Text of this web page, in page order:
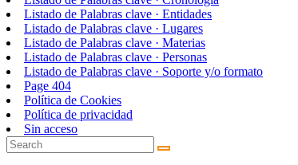
Listado de Palabras clave · Entidades
Listado de Palabras clave · Lugares
Listado de Palabras clave · Materias
Listado de Palabras clave · Personas
Listado de Palabras clave · Soporte y/o formato
Page 404
Política de Cookies
Política de privacidad
Sin acceso